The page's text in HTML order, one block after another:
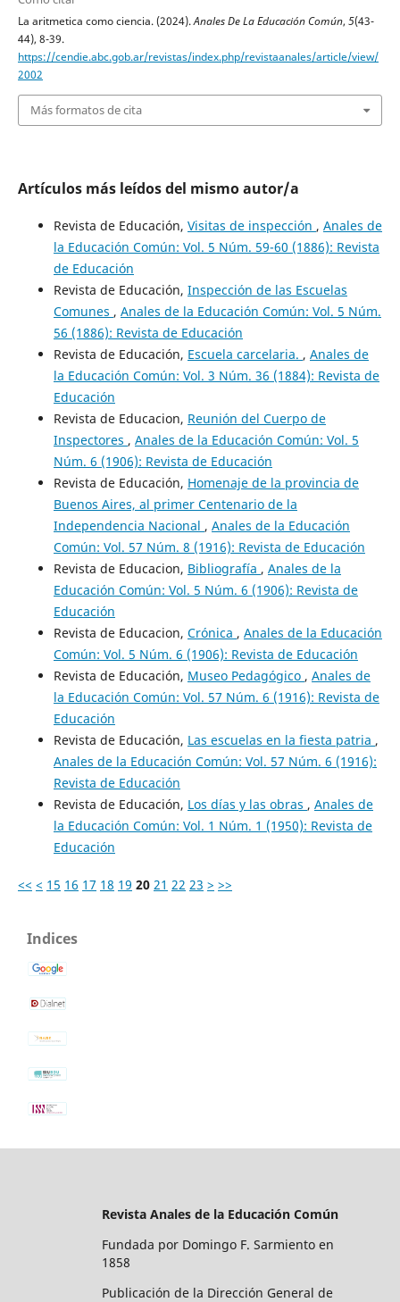
La aritmetica como ciencia. (2024).Anales De La Educación Común, 5(43-
44), 8-39.
https://cendie.abc.gob.ar/revistas/index.php/revistaanales/article/view/
2002
Más formatos de cita
Artículos más leídos del mismo autor/a
Revista de Educación, Visitas de inspección , Anales de
la Educación Común: Vol. 5 Núm. 59-60 (1886): Revista
de Educación
Revista de Educación, Inspección de las Escuelas
Comunes , Anales de la Educación Común: Vol. 5 Núm.
56 (1886): Revista de Educación
Revista de Educación, Escuela carcelaria. , Anales de
la Educación Común: Vol. 3 Núm. 36 (1884): Revista de
Educación
Revista de Educacion, Reunión del Cuerpo de
Inspectores , Anales de la Educación Común: Vol. 5
Núm. 6 (1906): Revista de Educación
Revista de Educación, Homenaje de la provincia de
Buenos Aires, al primer Centenario de la
Independencia Nacional , Anales de la Educación
Común: Vol. 57 Núm. 8 (1916): Revista de Educación
Revista de Educacion, Bibliografía , Anales de la
Educación Común: Vol. 5 Núm. 6 (1906): Revista de
Educación
Revista de Educacion, Crónica , Anales de la Educación
Común: Vol. 5 Núm. 6 (1906): Revista de Educación
Revista de Educación, Museo Pedagógico , Anales de
la Educación Común: Vol. 57 Núm. 6 (1916): Revista de
Educación
Revista de Educación, Las escuelas en la fiesta patria ,
Anales de la Educación Común: Vol. 57 Núm. 6 (1916):
Revista de Educación
Revista de Educación, Los días y las obras , Anales de
la Educación Común: Vol. 1 Núm. 1 (1950): Revista de
Educación
<< < 15 16 17 18 19 20 21 22 23 > >>
Indices
Revista Anales de la Educación Común
Fundada por Domingo F. Sarmiento en
1858
Publicación de la Dirección General de